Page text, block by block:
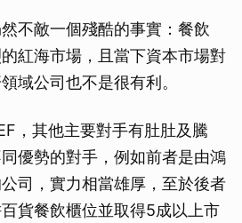
不敵一個殘酷的事實：餐飲
紅海市場，且當下資本市場對
域公司也不是很有利。
，其他主要對手有肚肚及騰
優勢的對手，例如前者是由鴻
司，實力相當雄厚，至於後者
貨餐飲櫃位並取得5成以上市